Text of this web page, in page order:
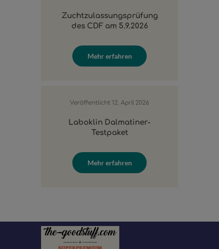
Zuchtzulassungsprüfung
des CDF am 5.9.2026
Mehr erfahren
Veröffentlicht 12. April 2026
Laboklin Dalmatiner-
Testpaket
Mehr erfahren